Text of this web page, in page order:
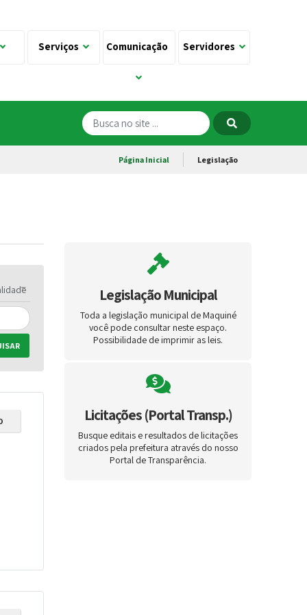
Serviços Comunicação Servidores
Página Inicial Legislação
Legislação Municipal
Toda a legislação municipal de Maquiné
você pode consultar neste espaço.
Possibilidade de imprimir as leis.
Licitações (Portal Transp.)
Busque editais e resultados de licitações
criados pela prefeitura através do nosso
Portal de Transparência.